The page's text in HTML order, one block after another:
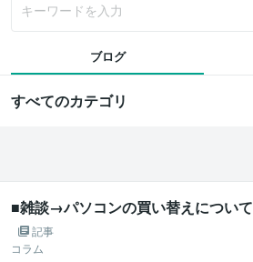
ブログ
すべてのカテゴリ
■雑談→パソコンの買い替えについて
記事
コラム